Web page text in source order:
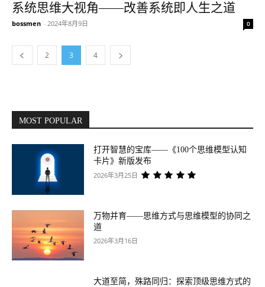
系统思维大视角——改善系统即人生之道
bossmen - 2024年8月9日 0
2 3 4
MOST POPULAR
打开智慧的宝库——《100个思维模型认知
卡片》新版发布
2026年3月25日
万物并育——思维方式与思维模型的协同之
道
2026年3月16日
大道至简，殊路同归：探索顶级思维方式的